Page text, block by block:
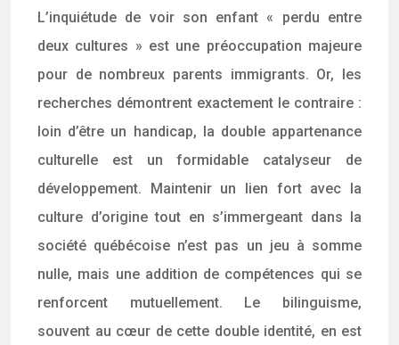
L’inquiétude de voir son enfant « perdu entre
deux cultures » est une préoccupation majeure
pour de nombreux parents immigrants. Or, les
recherches démontrent exactement le contraire :
loin d’être un handicap, la double appartenance
culturelle est un formidable catalyseur de
développement. Maintenir un lien fort avec la
culture d’origine tout en s’immergeant dans la
société québécoise n’est pas un jeu à somme
nulle, mais une addition de compétences qui se
renforcent mutuellement. Le bilinguisme,
souvent au cœur de cette double identité, en est